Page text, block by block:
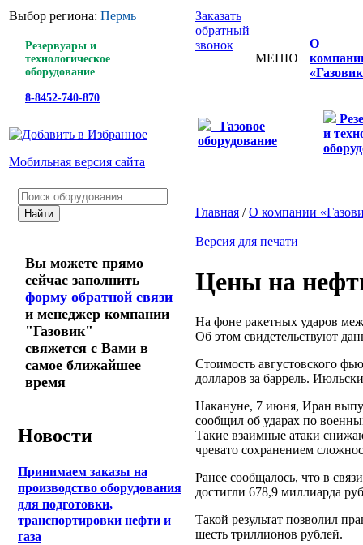
Выбор региона: Пермь
Резервуары и
технологическое
оборудование
8-8452-740-870
Мобильная версия сайта
Заказать
обратный
звонок
МЕНЮ
О
Газовое
оборудование
и
Вы можете прямо
сейчас заполнить
форму обратной связи
и менеджер компании
"Газовик"
свяжется с Вами в
самое ближайшее
время
Новости
Принимаем заказы на
производство оборудования
для подготовки,
транспортировки нефти и
газа
Главная /О компании
Версия для печати
Цены на
На фоне ракетных ударов
Об этом свидетельствуют
Стоимость августовского
долларов за баррель.
Накануне, 7 июня, Иран
сообщил об ударах по
Такие взаимные атаки
чревато сохранением
Ранее сообщалось, что в
достигли 678,9 миллиарда
Такой результат позволил
шесть триллионов рублей.